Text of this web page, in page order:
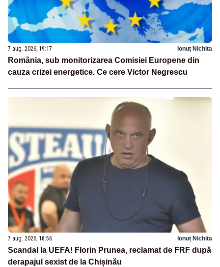
7 aug. 2026, 19:17 Ionuț Nichita
România, sub monitorizarea Comisiei Europene din
cauza crizei energetice. Ce cere Victor Negrescu
7 aug. 2026, 18:56 Ionuț Nichita
Scandal la UEFA! Florin Prunea, reclamat de FRF după
derapajul sexist de la Chișinău